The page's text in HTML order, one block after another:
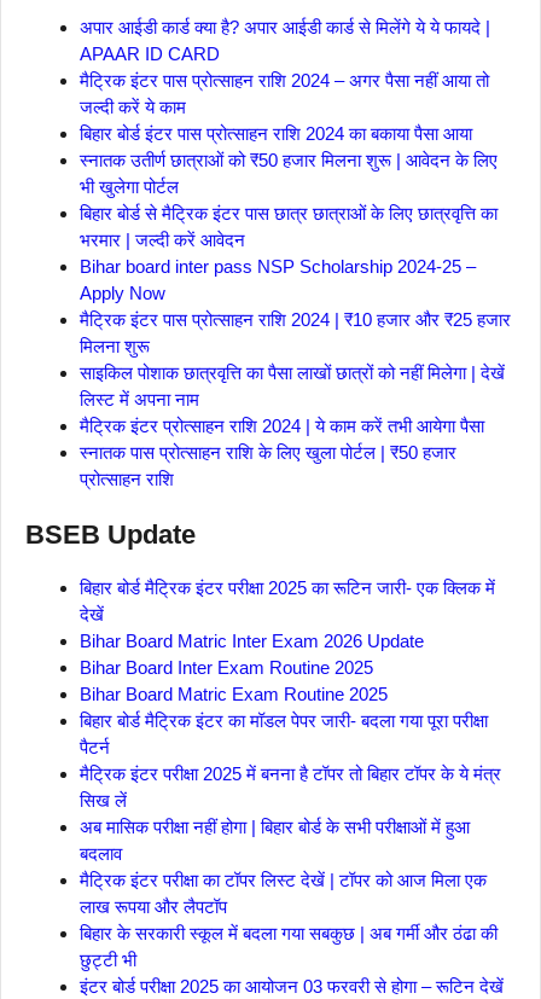
अपार आईडी कार्ड क्या है? अपार आईडी कार्ड से मिलेंगे ये ये फायदे |
APAAR ID CARD
मैट्रिक इंटर पास प्रोत्साहन राशि 2024 – अगर पैसा नहीं आया तो
जल्दी करें ये काम
बिहार बोर्ड इंटर पास प्रोत्साहन राशि 2024 का बकाया पैसा आया
स्नातक उतीर्ण छात्राओं को ₹50 हजार मिलना शुरू | आवेदन के लिए
भी खुलेगा पोर्टल
बिहार बोर्ड से मैट्रिक इंटर पास छात्र छात्राओं के लिए छात्रवृत्ति का
भरमार | जल्दी करें आवेदन
Bihar board inter pass NSP Scholarship 2024-25 –
Apply Now
मैट्रिक इंटर पास प्रोत्साहन राशि 2024 | ₹10 हजार और ₹25 हजार
मिलना शुरू
साइकिल पोशाक छात्रवृत्ति का पैसा लाखों छात्रों को नहीं मिलेगा | देखें
लिस्ट में अपना नाम
मैट्रिक इंटर प्रोत्साहन राशि 2024 | ये काम करें तभी आयेगा पैसा
स्नातक पास प्रोत्साहन राशि के लिए खुला पोर्टल | ₹50 हजार
प्रोत्साहन राशि
BSEB Update
बिहार बोर्ड मैट्रिक इंटर परीक्षा 2025 का रूटिन जारी- एक क्लिक में
देखें
Bihar Board Matric Inter Exam 2026 Update
Bihar Board Inter Exam Routine 2025
Bihar Board Matric Exam Routine 2025
बिहार बोर्ड मैट्रिक इंटर का मॉडल पेपर जारी- बदला गया पूरा परीक्षा
पैटर्न
मैट्रिक इंटर परीक्षा 2025 में बनना है टॉपर तो बिहार टॉपर के ये मंत्र
सिख लें
अब मासिक परीक्षा नहीं होगा | बिहार बोर्ड के सभी परीक्षाओं में हुआ
बदलाव
मैट्रिक इंटर परीक्षा का टॉपर लिस्ट देखें | टॉपर को आज मिला एक
लाख रूपया और लैपटॉप
बिहार के सरकारी स्कूल में बदला गया सबकुछ | अब गर्मी और ठंढा की
छुट्टी भी
इंटर बोर्ड परीक्षा 2025 का आयोजन 03 फरवरी से होगा – रूटिन देखें